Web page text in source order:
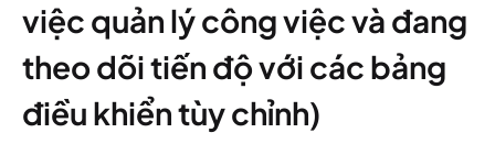
việc quản lý công việc và đang
theo dõi tiến độ với các bảng
điều khiển tùy chỉnh)